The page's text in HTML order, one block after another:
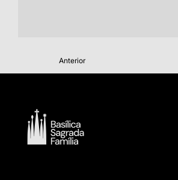
Anterior